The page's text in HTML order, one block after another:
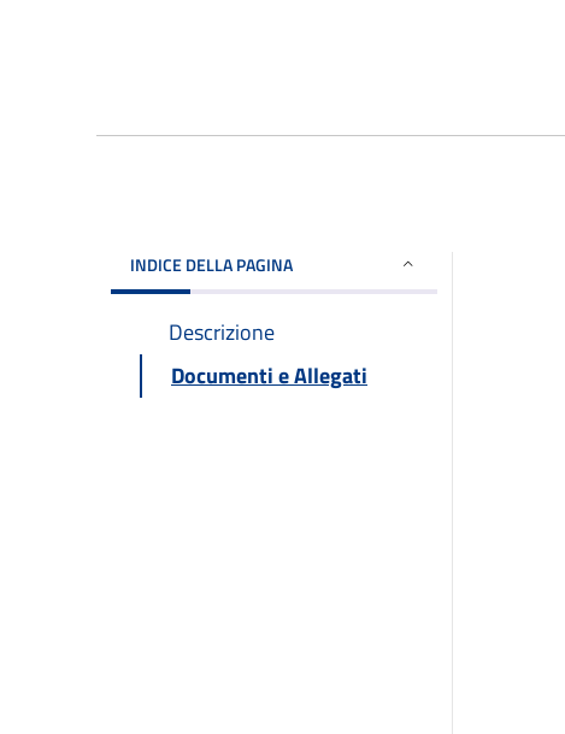
INDICE DELLA PAGINA
Descrizione
Documenti e Allegati